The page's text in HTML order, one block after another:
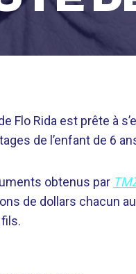
Flo Rida est prête à
de l’enfant de 6
obtenus par
de dollars chacun